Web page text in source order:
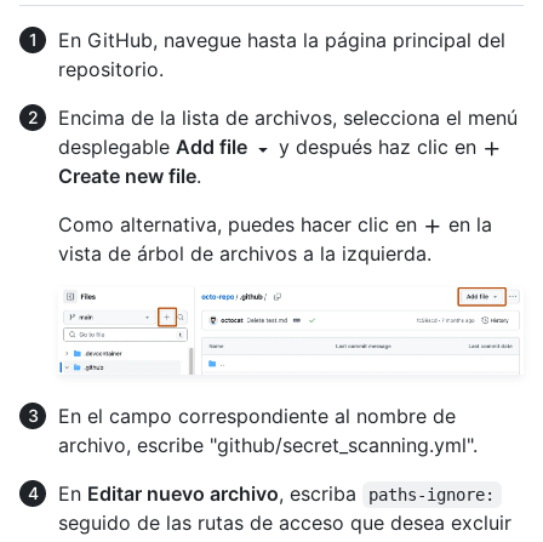
En GitHub, navegue hasta la página principal del
repositorio.
Encima de la lista de archivos, selecciona el menú
desplegable Add file
y después haz clic en
Create new file.
Como alternativa, puedes hacer clic en
en la
vista de árbol de archivos a la izquierda.
En el campo correspondiente al nombre de
archivo, escribe "github/secret_scanning.yml".
En Editar nuevo archivo, escriba paths-ignore:
seguido de las rutas de acceso que desea excluir